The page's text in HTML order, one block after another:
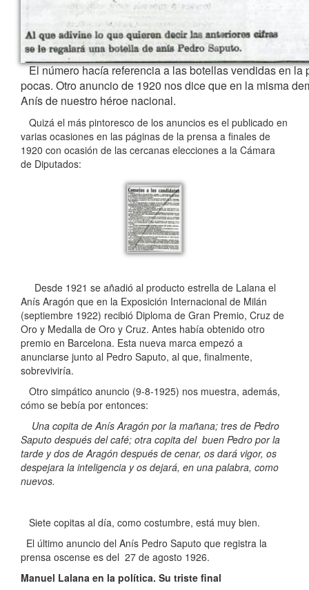
El número hacía referencia a las botellas vendidas en la
pocas. Otro anuncio de 1920 nos dice que en la misma
Anís de nuestro héroe nacional.
Quizá el más pintoresco de los anuncios es el publicado en
varias ocasiones en las páginas de la prensa a finales de
1920 con ocasión de las cercanas elecciones a la Cámara
de Diputados:
Desde 1921 se añadió al producto estrella de Lalana el
Anís Aragón que en la Exposición Internacional de Milán
(septiembre 1922) recibió Diploma de Gran Premio, Cruz de
Oro y Medalla de Oro y Cruz. Antes había obtenido otro
premio en Barcelona. Esta nueva marca empezó a
anunciarse junto al Pedro Saputo, al que, finalmente,
sobreviviría.
Otro simpático anuncio (9-8-1925) nos muestra, además,
cómo se bebía por entonces:
Una copita de Anís Aragón por la mañana; tres de Pedro
Saputo después del café; otra copita del buen Pedro por la
tarde y dos de Aragón después de cenar, os dará vigor, os
despejara la inteligencia y os dejará, en una palabra, como
nuevos.
Siete copitas al día, como costumbre, está muy bien.
El último anuncio del Anís Pedro Saputo que registra la
prensa oscense es del 27 de agosto 1926.
Manuel Lalana en la política. Su triste final